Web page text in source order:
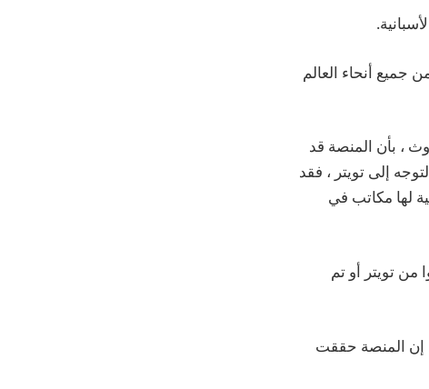
تغريد من جميع أنحاء العالم
، بأن المنصة قد
إلى تويتر ، فقد
لها مكاتب في
تويتر أو تم
إن المنصة حققت